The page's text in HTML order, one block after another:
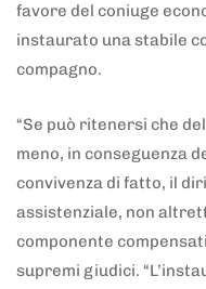
favore del coniuge
instaurato una stabile
compagno.
“Se può ritenersi che
meno, in conseguenza
convivenza di fatto, il
assistenziale, non
componente
supremi giudici.